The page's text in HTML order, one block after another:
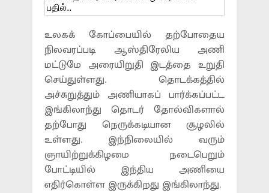
உலகக் கோப்பையில் தற்போதைய
நிலவரப்படி ஆஸ்திரேலிய அணி
மட்டுமே அரையிறுதி இடத்தை உறுதி
செய்துள்ளது. தொடக்கத்தில்
அச்சுறுத்தும் அணியாகப் பார்க்கப்பட்ட
இங்கிலாந்து தொடர் தோல்விகளால்
தற்போது நெருக்கடியான சூழலில்
உள்ளது. இந்நிலையில் வரும்
ஞாயிற்றுக்கிழமை நடைபெறும்
போட்டியில் இந்திய அணியை
எதிர்கொள்ள இருக்கிறது இங்கிலாந்து.